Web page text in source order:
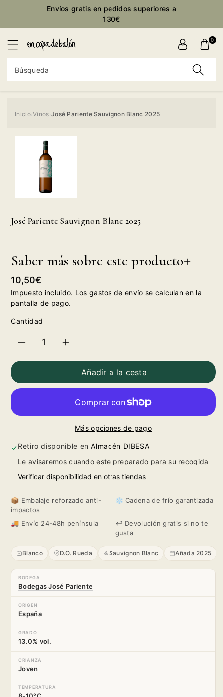
Envíos gratis en pedidos superiores a
130€
Búsqueda
0
Inicio›Vinos José Pariente Sauvignon Blanc 2025
producto
José Pariente Sauvignon Blanc 2025
Saber más sobre este producto
Precio
habitual
10,50€
Impuesto incluido. Los gastos de envío se calculan en la
pantalla de pago.
Cantidad
José
Sauvignon
Blanc
2025
cantidad
para
José
Pariente
Sauvignon
Blanc
2025
Añadir a la cesta
Más opciones de pago
Retiro disponible enAlmacén DIBESA
Le avisaremos cuando este preparado para su recogida
Verificar disponibilidad en otras tiendas
📦 Embalaje reforzado anti-
impactos
❄️ Cadena de frío garantizada
🚚 Envío 24-48h península
↩️ Devolución gratis si no te
gusta
Blanco D.O. Rueda Sauvignon Blanc Añada 2025
BODEGA
Bodegas José Pariente
ORIGEN
España
GRADO
13.0% vol.
CRIANZA
Joven
TEMPERATURA